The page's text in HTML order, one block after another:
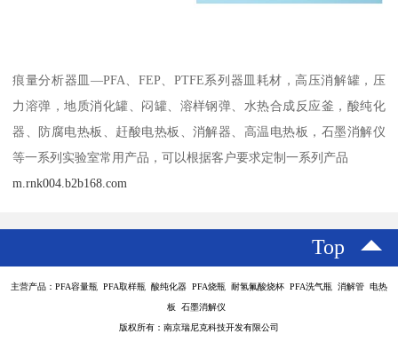
痕量分析器皿—PFA、FEP、PTFE系列器皿耗材，高压消解罐，压
力溶弹，地质消化罐、闷罐、溶样钢弹、水热合成反应釜，酸纯化
器、防腐电热板、赶酸电热板、消解器、高温电热板，石墨消解仪
等一系列实验室常用产品，可以根据客户要求定制一系列产品
m.rnk004.b2b168.com
Top
主营产品：PFA容量瓶 PFA取样瓶 酸纯化器 PFA烧瓶 耐氢氟酸烧杯 PFA洗气瓶 消解管 电热
板 石墨消解仪
版权所有：南京瑞尼克科技开发有限公司